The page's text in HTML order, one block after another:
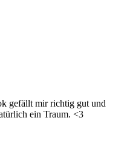
gefällt mir richtig gut und
ein Traum. <3